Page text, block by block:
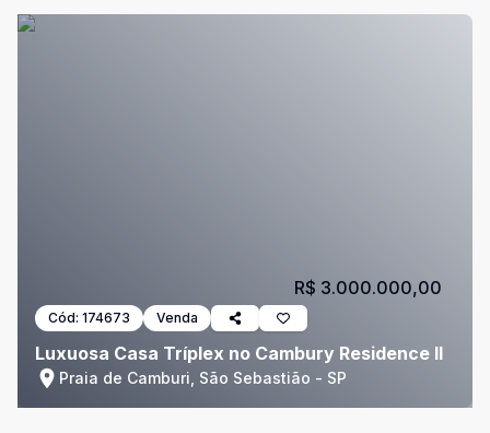
Cód: 174673 Venda
Luxuosa Casa Tríplex no Cambury Residence II
Praia de Camburi, São Sebastião - SP
R$ 3.000.000,00